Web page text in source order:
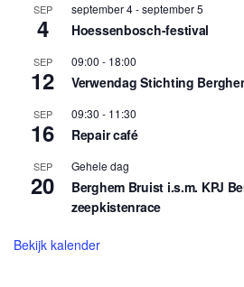
SEP
4
september 4-september 5
Hoessenbosch-festival
SEP
12
09:00 - 18:00
Verwendag Stichting
SEP
16
09:30 - 11:30
Repair café
SEP
20
Gehele dag
Berghem Bruist i.s.m. KPJ
zeepkistenrace
Bekijk kalender